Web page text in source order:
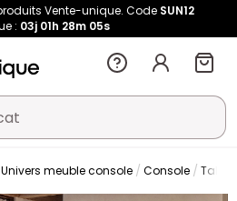
Vente-unique. Code SUN12
: 03j 01h 28m 05s
Univers meuble console Console Table